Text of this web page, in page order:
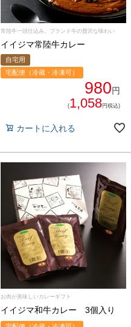
常陸牛一頭仕込み。ブランド牛の贅沢な味わい
イイジマ常陸牛カレー
自宅用
宅配便（冷蔵・冷凍可）
980円
(1,058円税込)
カートに入れる
お肉が美味しいカレーギフト
イイジマ和牛カレー 3個入り